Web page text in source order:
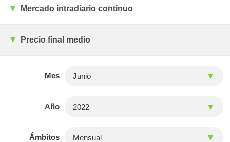
Mercado intradiario continuo
Precio final medio
Mes
Año
Ámbitos